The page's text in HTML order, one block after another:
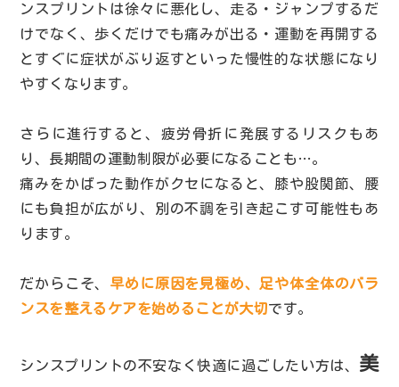
ンスプリントは徐々に悪化し、走る・ジャンプするだ
けでなく、歩くだけでも痛みが出る・運動を再開する
とすぐに症状がぶり返すといった慢性的な状態になり
やすくなります。
さらに進行すると、疲労骨折に発展するリスクもあ
り、長期間の運動制限が必要になることも…。
痛みをかばった動作がクセになると、膝や股関節、腰
にも負担が広がり、別の不調を引き起こす可能性もあ
ります。
だからこそ、 早めに原因を見極め、足や体全体のバラ
ンスを整えるケアを始めることが大切です。
シンスプリントの不安なく快適に過ごしたい方は、 美